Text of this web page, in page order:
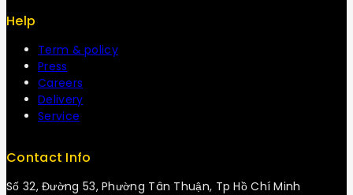
Help
Term & policy
Press
Careers
Delivery
Service
Contact Info
Số 32, Đường 53, Phường Tân Thuận, Tp Hồ Chí Minh